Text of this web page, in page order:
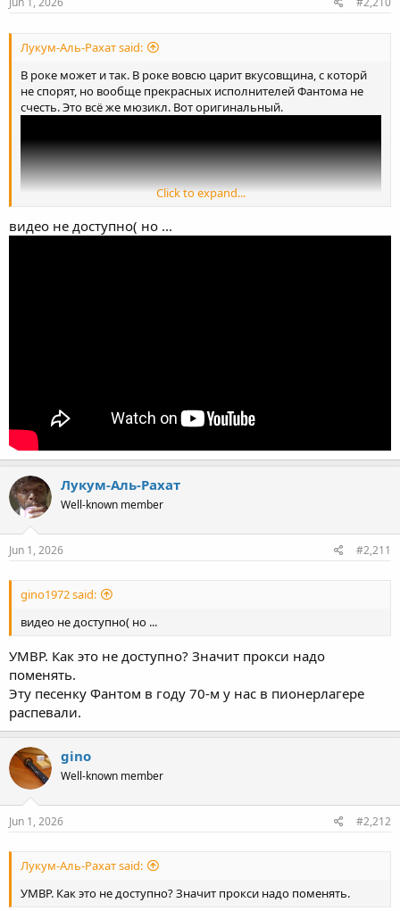
Лукум-Аль-Рахат said:
В роке может и так. В роке вовсю царит вкусовщина, с которй
не спорят, но вообще прекрасных исполнителей Фантома не
счесть. Это всё же мюзикл. Вот оригинальный.
Click to expand...
видео не доступно( но ...
Лукум-Аль-Рахат
Well-known member
Jun 1, 2026 #2,211
gino1972 said:
видео не доступно( но ...
УМВР. Как это не доступно? Значит прокси надо
поменять.
Эту песенку Фантом в году 70-м у нас в пионерлагере
распевали.
gino
Well-known member
Jun 1, 2026 #2,212
Лукум-Аль-Рахат said:
УМВР. Как это не доступно? Значит прокси надо поменять.